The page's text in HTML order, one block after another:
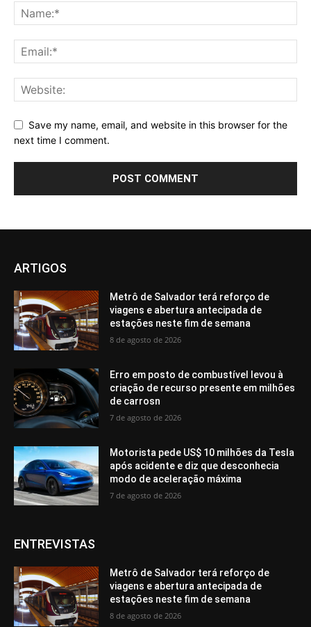
Save my name, email, and website in this browser for the
next time I comment.
ARTIGOS
Metrô de Salvador terá reforço de
viagens e abertura antecipada de
estações neste fim de semana
8 de agosto de 2026
Erro em posto de combustível levou à
criação de recurso presente em milhões
de carrosn
7 de agosto de 2026
Motorista pede US$ 10 milhões da Tesla
após acidente e diz que desconhecia
modo de aceleração máxima
7 de agosto de 2026
ENTREVISTAS
Metrô de Salvador terá reforço de
viagens e abertura antecipada de
estações neste fim de semana
8 de agosto de 2026